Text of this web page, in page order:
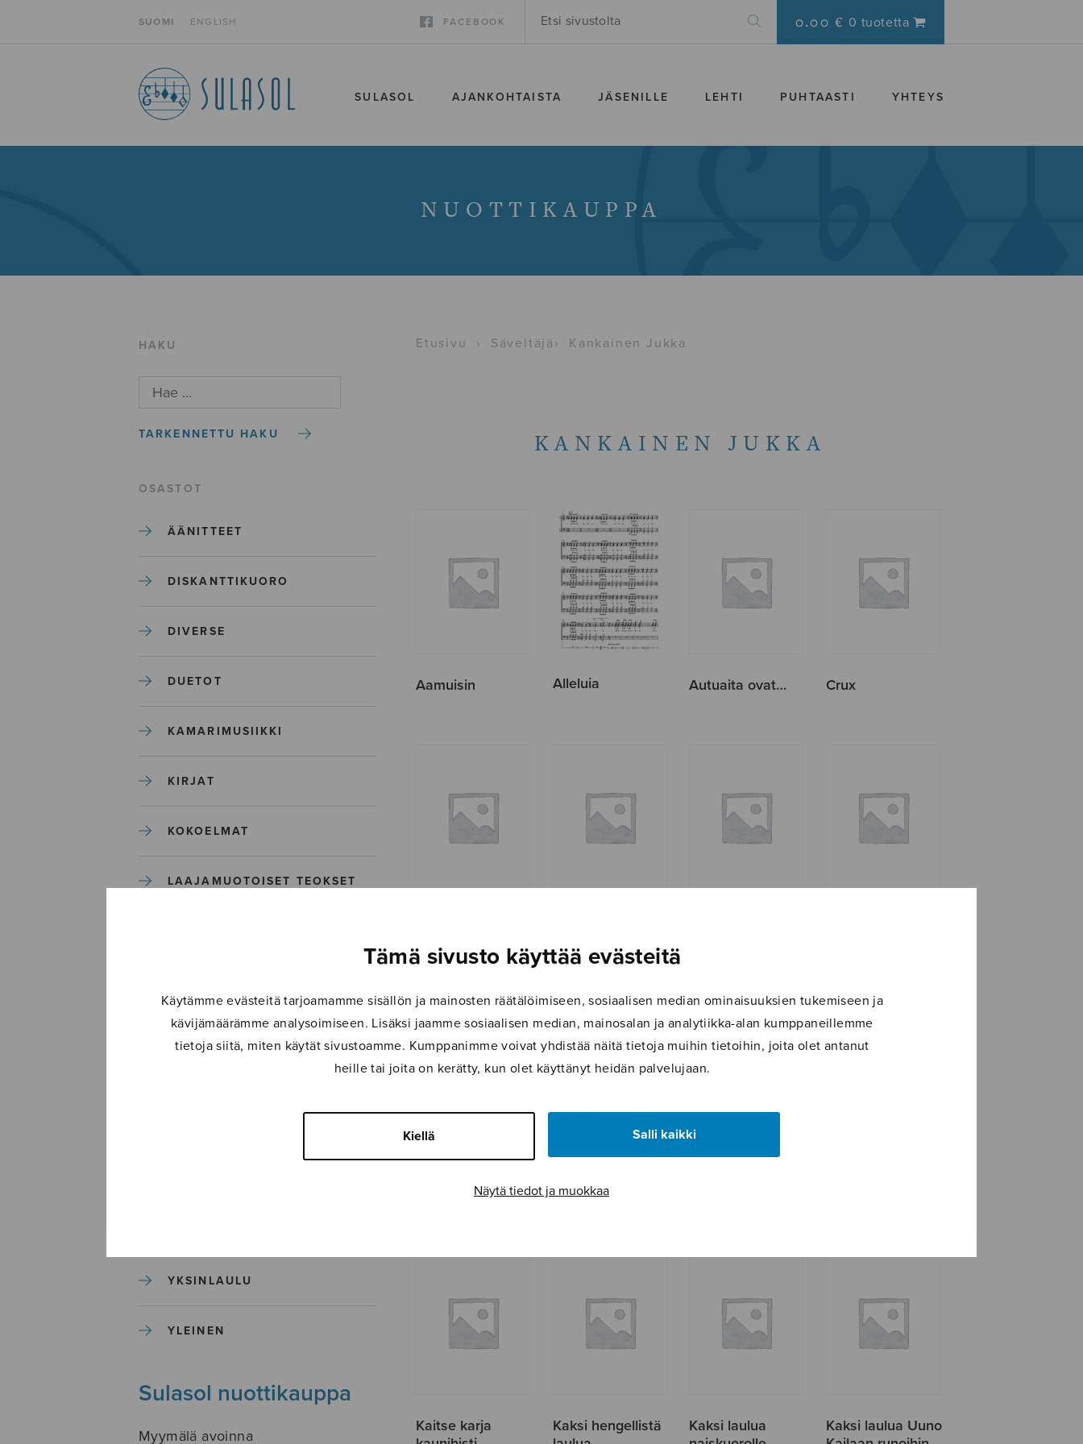
Tämä sivusto käyttää evästeitä
Käytämme evästeitä tarjoamamme sisällön ja mainosten räätälöimiseen, sosiaalisen median ominaisuuksien tukemiseen ja
kävijämäärämme analysoimiseen. Lisäksi jaamme sosiaalisen median, mainosalan ja analytiikka-alan kumppaneillemme
tietoja siitä, miten käytät sivustoamme. Kumppanimme voivat yhdistää näitä tietoja muihin tietoihin, joita olet antanut
heille tai joita on kerätty, kun olet käyttänyt heidän palvelujaan.
Kiellä Salli kaikki
Näytä tiedot ja muokkaa
SUOMI ENGLISH FACEBOOK 0.00 € 0 tuotetta
SULASOL AJANKOHTAISTA JÄSENILLE LEHTI PUHTAASTI YHTEYS
NUOTTIKAUPPA
HAKU
TARKENNETTU HAKU
OSASTOT
ÄÄNITTEET
DISKANTTIKUORO
DIVERSE
DUETOT
KAMARIMUSIIKKI
KIRJAT
KOKOELMAT
LAAJAMUOTOISET TEOKSET
MUUT
YKSINLAULU
YLEINEN
Sulasol nuottikauppa
Myymälä avoinna
Etusivu › Säveltäjä › Kankainen Jukka
KANKAINEN JUKKA
Aamuisin Alleluia Autuaita ovat… Crux
introitus
Kaitse karja
Kaksi hengellistä
Kaksi laulua
Kaksi laulua Uuno